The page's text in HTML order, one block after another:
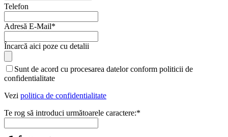
Telefon
Adresă E-Mail*
Încarcă aici poze cu detalii
Sunt de acord cu procesarea datelor conform politicii de
confidentialitate
Vezi politica de confidentialitate
Te rog să introduci următoarele caractere:*